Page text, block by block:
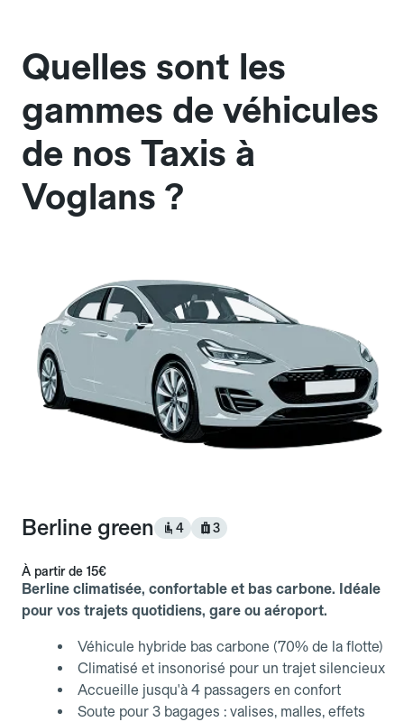
Quelles sont les
gammes de véhicules
de nos Taxis à
Voglans ?
Berline green 4 3
À partir de 15€
Berline climatisée, confortable et bas carbone. Idéale
pour vos trajets quotidiens, gare ou aéroport.
Véhicule hybride bas carbone (70% de la flotte)
Climatisé et insonorisé pour un trajet silencieux
Accueille jusqu'à 4 passagers en confort
Soute pour 3 bagages : valises, malles, effets